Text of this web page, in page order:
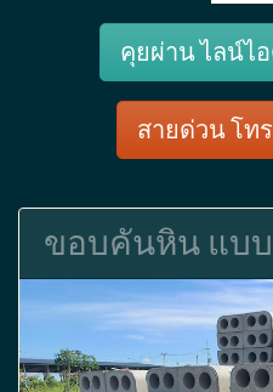
คุยผ่าน ไลน์ไอ
สายด่วน โทร
ขอบคันหิน แบบ